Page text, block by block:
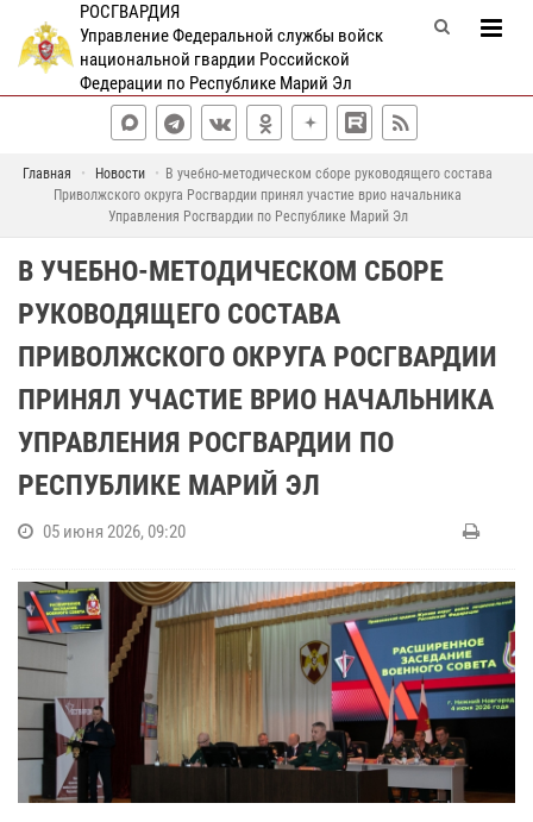
РОСГВАРДИЯ
Управление Федеральной службы войск
национальной гвардии Российской
Федерации по Республике Марий Эл
Главная Новости
В учебно-методическом сборе руководящего состава
Приволжского округа Росгвардии принял участие врио начальника
Управления Росгвардии по Республике Марий Эл
В УЧЕБНО-МЕТОДИЧЕСКОМ СБОРЕ
РУКОВОДЯЩЕГО СОСТАВА
ПРИВОЛЖСКОГО ОКРУГА РОСГВАРДИИ
ПРИНЯЛ УЧАСТИЕ ВРИО НАЧАЛЬНИКА
УПРАВЛЕНИЯ РОСГВАРДИИ ПО
РЕСПУБЛИКЕ МАРИЙ ЭЛ
05 июня 2026, 09:20